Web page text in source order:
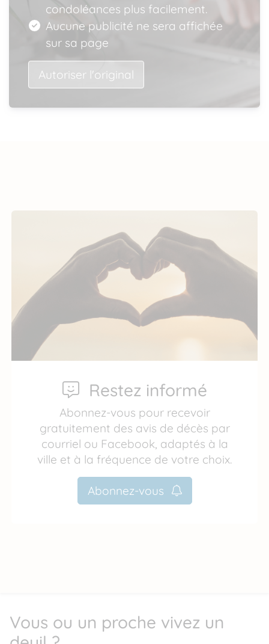
condoléances plus facilement.
Aucune publicité ne sera affichée
sur sa page
Autoriser l'original
Restez informé
Abonnez-vous pour recevoir
gratuitement des avis de décès par
courriel ou Facebook, adaptés à la
ville et à la fréquence de votre choix.
Abonnez-vous
Vous ou un proche vivez un